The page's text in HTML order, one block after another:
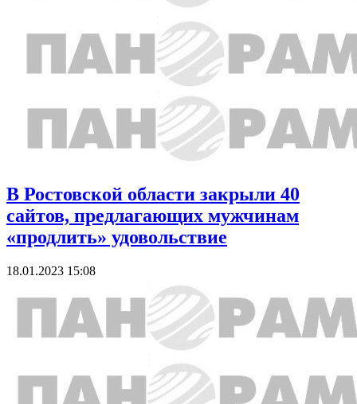
В Ростовской области закрыли 40
сайтов, предлагающих мужчинам
«продлить» удовольствие
18.01.2023 15:08